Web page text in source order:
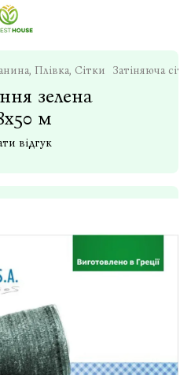
Плівка, Сітки Затіняюча
зелена
м
відгук